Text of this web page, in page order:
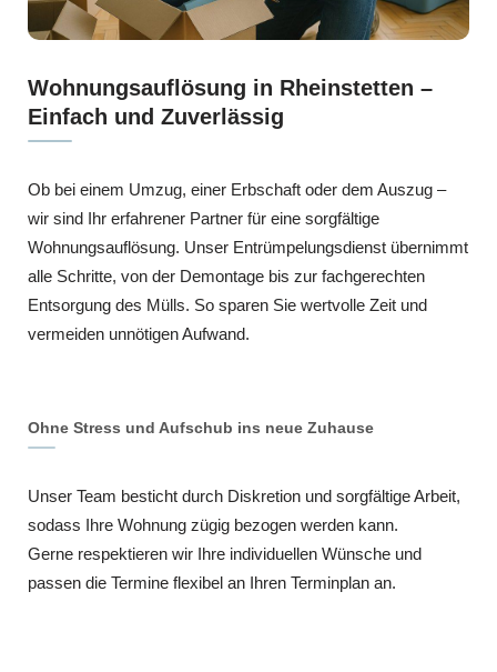
Wohnungsauflösung in Rheinstetten –
Einfach und Zuverlässig
Ob bei einem Umzug, einer Erbschaft oder dem Auszug –
wir sind Ihr erfahrener Partner für eine sorgfältige
Wohnungsauflösung. Unser Entrümpelungsdienst übernimmt
alle Schritte, von der Demontage bis zur fachgerechten
Entsorgung des Mülls. So sparen Sie wertvolle Zeit und
vermeiden unnötigen Aufwand.
Ohne Stress und Aufschub ins neue Zuhause
Unser Team besticht durch Diskretion und sorgfältige Arbeit,
sodass Ihre Wohnung zügig bezogen werden kann.
Gerne respektieren wir Ihre individuellen Wünsche und
passen die Termine flexibel an Ihren Terminplan an.